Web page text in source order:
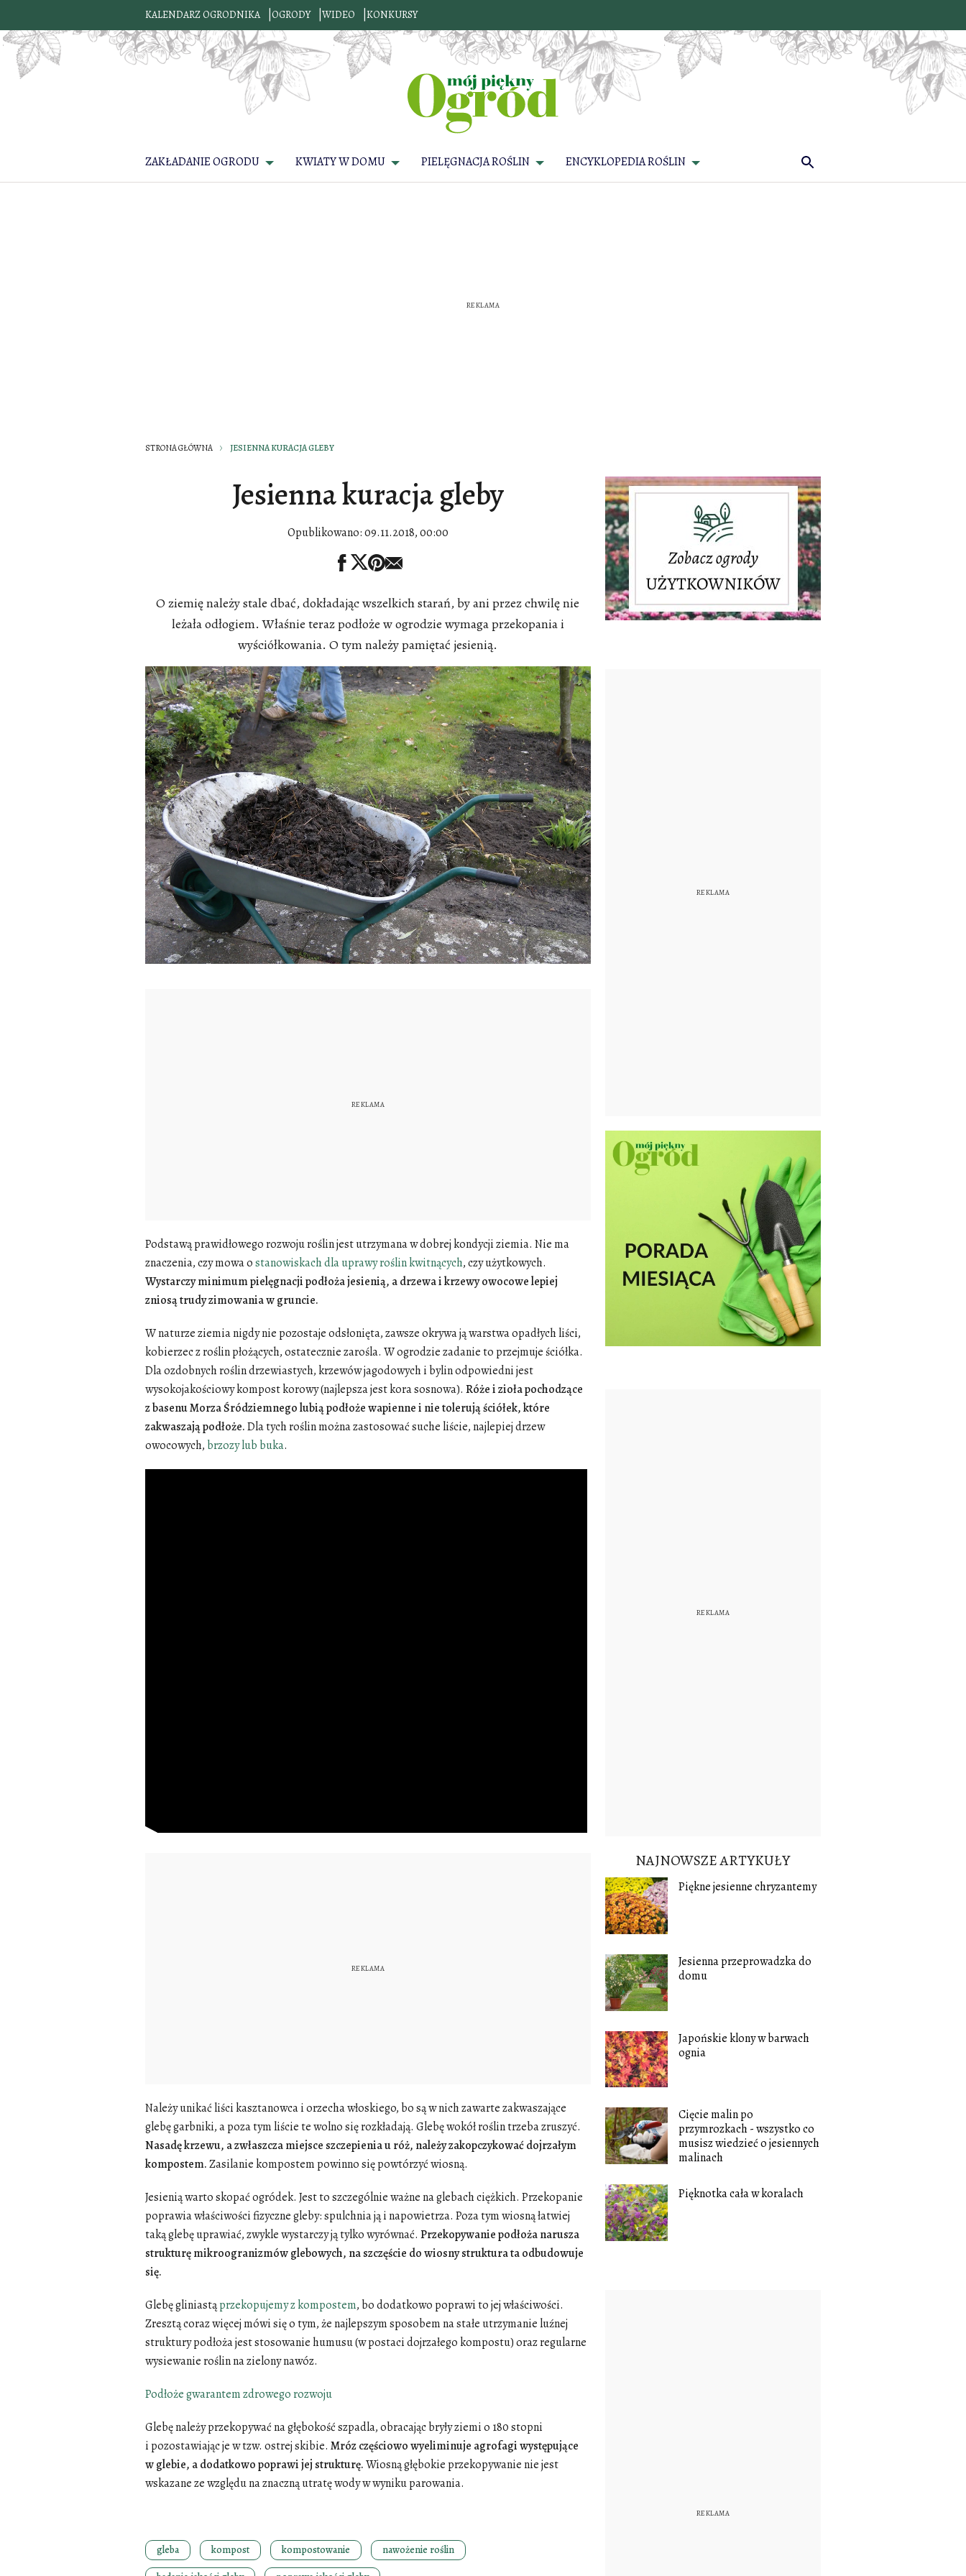
KALENDARZ OGRODNIKA OGRODY WIDEO KONKURSY
ZAKŁADANIE OGRODU KWIATY W DOMU PIELĘGNACJA ROŚLIN ENCYKLOPEDIA ROŚLIN
STRONA GŁÓWNA JESIENNA KURACJA GLEBY
Jesienna kuracja gleby
Opublikowano:09.11.2018, 00:00
O ziemię należy stale dbać, dokładając wszelkich starań, by ani przez chwilę nie
leżała odłogiem. Właśnie teraz podłoże w ogrodzie wymaga przekopania i
wyściółkowania. O tym należy pamiętać jesienią.
Podstawą prawidłowego rozwoju roślin jest utrzymana w dobrej kondycji ziemia. Nie ma
znaczenia, czy mowa ostanowiskach dla uprawy roślin kwitnących, czy użytkowych.
Wystarczy minimum pielęgnacji podłoża jesienią, a drzewa i krzewy owocowe lepiej
zniosą trudy zimowania w gruncie.
W naturze ziemia nigdy nie pozostaje odsłonięta, zawsze okrywa ją warstwa opadłych liści,
kobierzec z roślin płożących, ostatecznie zarośla. W ogrodzie zadanie to przejmuje ściółka.
Dla ozdobnych roślin drzewiastych, krzewów jagodowych i bylin odpowiedni jest
wysokojakościowy kompost korowy (najlepsza jest kora sosnowa). Róże i zioła pochodzące
z basenu Morza Śródziemnego lubią podłoże wapienne i nie tolerują ściółek, które
zakwaszają podłoże.Dla tych roślin można zastosować suche liście, najlepiej drzew
owocowych, brzozy lub buka.
Należy unikać liści kasztanowca i orzecha włoskiego, bo są w nich zawarte zakwaszające
glebę garbniki, a poza tym liście te wolno się rozkładają. Glebę wokół roślin trzeba zruszyć.
Nasadę krzewu, a zwłaszcza miejsce szczepienia u róż, należy zakopczykować dojrzałym
kompostem.Zasilanie kompostem powinno się powtórzyć wiosną.
Jesienią warto skopać ogródek. Jest to szczególnie ważne na glebach ciężkich. Przekopanie
poprawia właściwości fizyczne gleby: spulchnia ją i napowietrza. Poza tym wiosną łatwiej
taką glebę uprawiać, zwykle wystarczy ją tylko wyrównać. Przekopywanie podłoża narusza
strukturę mikroogranizmów glebowych, na szczęście do wiosny struktura ta odbudowuje
się.
Glebę gliniastąprzekopujemy z kompostem, bo dodatkowo poprawi to jej właściwości.
Zresztą coraz więcej mówi się o tym, że najlepszym sposobem na stałe utrzymanie luźnej
struktury podłoża jest stosowanie humusu (w postaci dojrzałego kompostu) oraz regularne
wysiewanie roślin na zielony nawóz.
Podłoże gwarantem zdrowego rozwoju
Glebę należy przekopywać na głębokość szpadla, obracając bryły ziemi o 180 stopni
i pozostawiając je w tzw. ostrej skibie. Mróz częściowo wyeliminuje agrofagi występujące
w glebie, a dodatkowo poprawi jej strukturę.Wiosną głębokie przekopywanie nie jest
wskazane ze względu na znaczną utratę wody w wyniku parowania.
gleba kompost kompostowanie
nawożenie roślin
NAJNOWSZE ARTYKUŁY
Piękne jesienne chryzantemy
Jesienna przeprowadzka do
domu
Japońskie klony w barwach
ognia
Cięcie malin po
przymrozkach - wszystko co
musisz wiedzieć o jesiennych
malinach
Pięknotka cała w koralach